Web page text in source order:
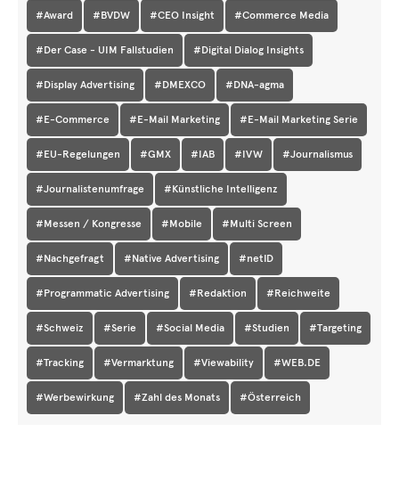
#Award #BVDW #CEO Insight #Commerce Media
#Der Case - UIM Fallstudien #Digital Dialog Insights
#Display Advertising #DMEXCO #DNA-agma
#E-Commerce #E-Mail Marketing #E-Mail Marketing Serie
#EU-Regelungen #GMX #IAB #IVW #Journalismus
#Journalistenumfrage #Künstliche Intelligenz
#Messen / Kongresse #Mobile #Multi Screen
#Nachgefragt #Native Advertising #netID
#Programmatic Advertising #Redaktion #Reichweite
#Schweiz #Serie #Social Media #Studien #Targeting
#Tracking #Vermarktung #Viewability #WEB.DE
#Werbewirkung #Zahl des Monats #Österreich